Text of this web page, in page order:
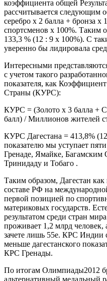
коэффициента общей
рассчитывается следующим
серебро x 2 балла + бронза x
спортсменов x 100%. Таким
133,3 % (12 : 9 х 100%). С
уверенно бы лидировала
Интересными
с учетом такого
показателя, как
Страны (КУРС):
КУРС = (Золото x 3 балла +
балл) / Миллионов жителей
КУРС Дагестана = 413,8%
показателю мы уступает
Гренаде, Ямайке,
Тринидаду и Тобаго .
Таким образом, Дагестан как
составе РФ на
первой позицией по
материковых государств.
результатом среди стран
проживает 1,2 млрд
зачете лишь 55е. КРС Индии
меньше дагестанского
КРС Гренады.
По итогам Олимпиады2012
альтернативный медальный